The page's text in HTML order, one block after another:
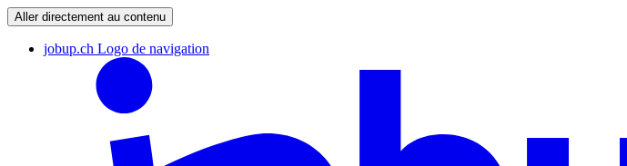
Aller directement au contenu
jobup.ch Logo de navigation